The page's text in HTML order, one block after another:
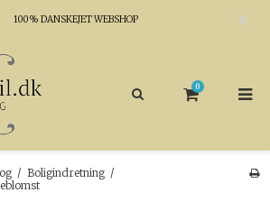
100% DANSKEJET WEBSHOP
0
/ Boligindretning /